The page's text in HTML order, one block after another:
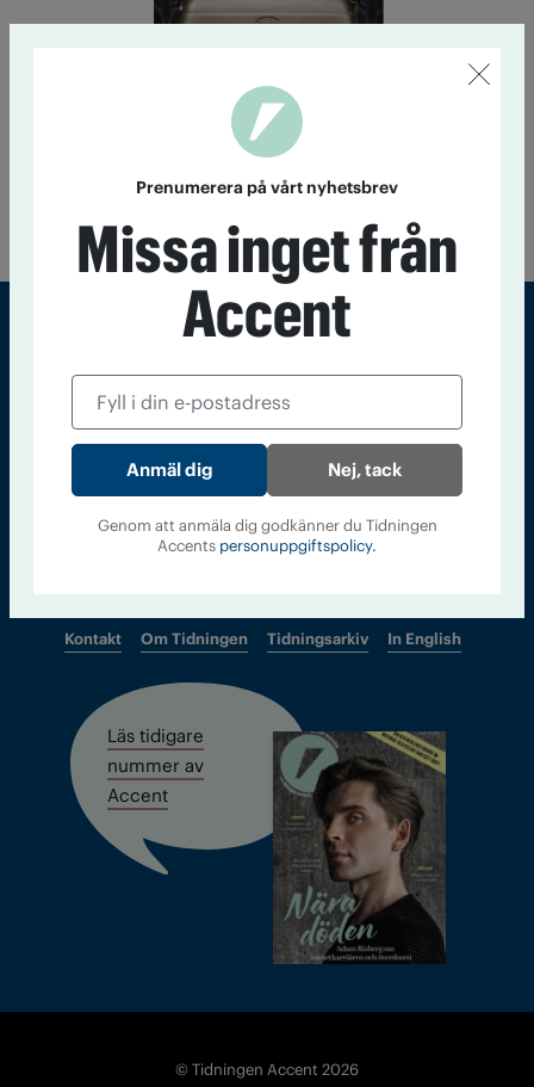
Sprudlande språk i Hustrun
Med mustigt språk och vass tunga berättar Meg
Wolitzer historien om Joan, en bitter författarhustru som en
dag får nog av sin uppblåste make.
Sveriges största tidning om droger och nykterhet
Tidningen Accent, A4, Bondegatan 21, 116 33 Stockholm
Chefredaktör och ansvarig utgivare: Barbro Janson Lundkvist,
barbro@a4.se.
Kontakt Om Tidningen Tidningsarkiv In English
Läs tidigare
nummer av
Accent
© Tidningen Accent 2026
Prenumerera på vårt nyhetsbrev
Missa inget från
Accent
Nej, tack
Genom att anmäla dig godkänner du Tidningen
Accents personuppgiftspolicy.